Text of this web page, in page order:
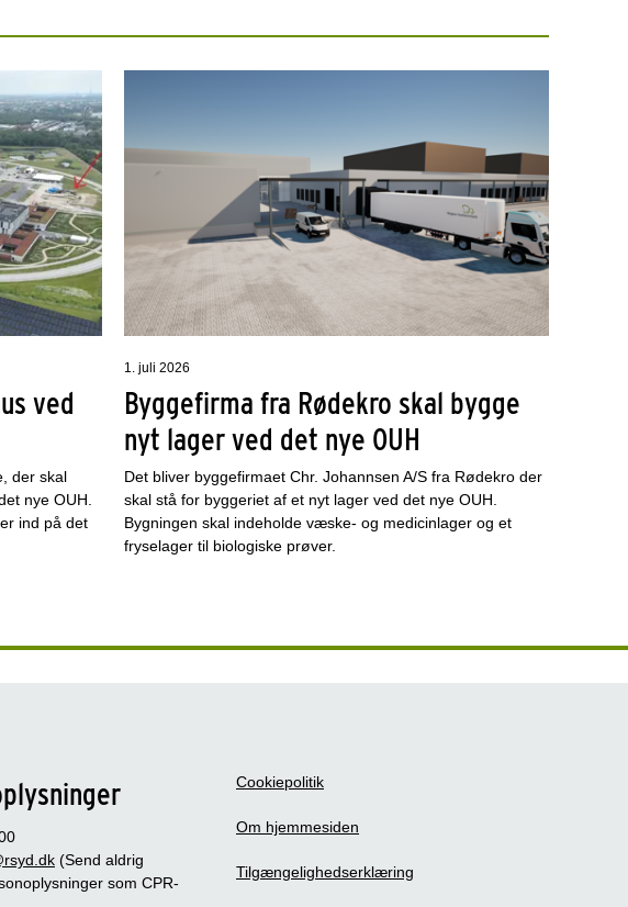
ved
der skal
nye OUH.
ind på det
1. juli 2026
Byggefirma fra Rødekro skal bygge
nyt lager ved det nye OUH
Det bliver byggefirmaet Chr. Johannsen A/S fra Rødekro der
skal stå for byggeriet af et nyt lager ved det nye OUH.
Bygningen skal indeholde væske- og medicinlager og et
fryselager til biologiske prøver.
(Send aldrig
som CPR-
Cookiepolitik
Om hjemmesiden
Tilgængelighedserklæring